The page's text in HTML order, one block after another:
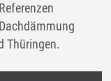
Thüringen.